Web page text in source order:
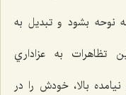
نوحه بشود و تبديل به
تظاهرات به عزاداري
بالا، خودش را در